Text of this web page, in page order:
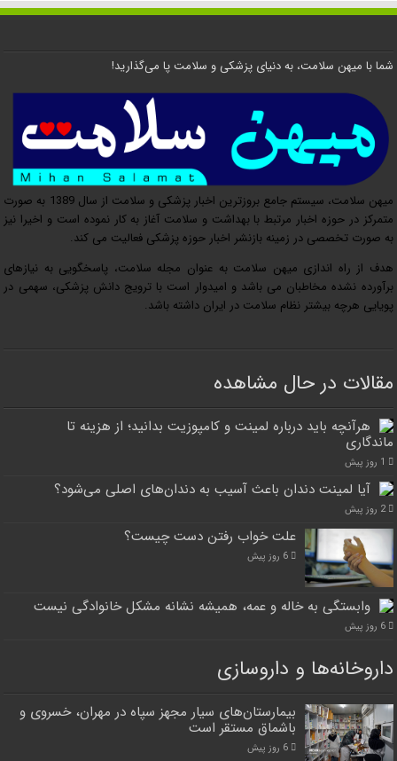
شما با میهن سلامت، به دنیای پزشکی و سلامت پا می‌گذارید!
میهن سلامت، سیستم جامع بروزترین اخبار پزشکی و سلامت از سال 1389 به صورت
متمرکز در حوزه اخبار مرتبط با بهداشت و سلامت آغاز به کار نموده است و اخیرا نیز
به صورت تخصصی در زمینه بازنشر اخبار حوزه پزشکی فعالیت می کند.
هدف از راه اندازی میهن سلامت به عنوان مجله سلامت، پاسخگویی به نیازهای
برآورده نشده مخاطبان می باشد و امیدوار است با ترویج دانش پزشکی، سهمی در
پویایی هرچه بیشتر نظام سلامت در ایران داشته باشد.
مقالات در حال مشاهده
هرآنچه باید درباره لمینت و کامپوزیت بدانید؛ از هزینه تا
ماندگاری
1 روز پیش
آیا لمینت دندان باعث آسیب به دندان‌های اصلی می‌شود؟
2 روز پیش
علت خواب رفتن دست چیست؟
6 روز پیش
وابستگی به خاله و عمه، همیشه نشانه مشکل خانوادگی نیست
6 روز پیش
داروخانه‌ها و داروسازی
بیمارستان‌های سیار مجهز سپاه در مهران، خسروی و
باشماق مستقر است
6 روز پیش